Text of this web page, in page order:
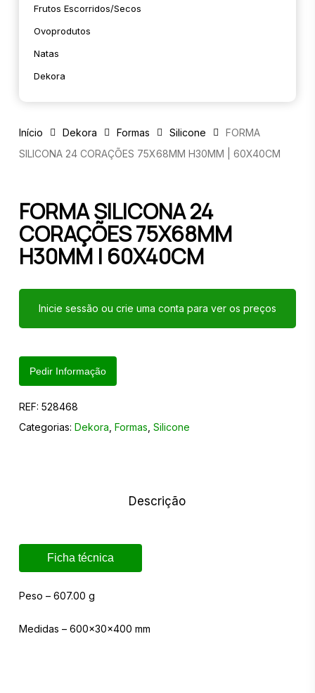
Frutos Escorridos/secos
Ovoprodutos
Natas
Dekora
Início Dekora Formas Silicone
FORMA
SILICONA 24 CORAÇÕES 75X68MM H30MM | 60X40CM
FORMA SILICONA 24
CORAÇÕES 75X68MM
H30MM | 60X40CM
Inicie sessão ou crie uma conta para ver os preços
Pedir Informação
REF: 528468
Categorias: Dekora Formas Silicone
Descrição
Ficha técnica
Peso – 607.00 g
Medidas – 600x30x400 mm